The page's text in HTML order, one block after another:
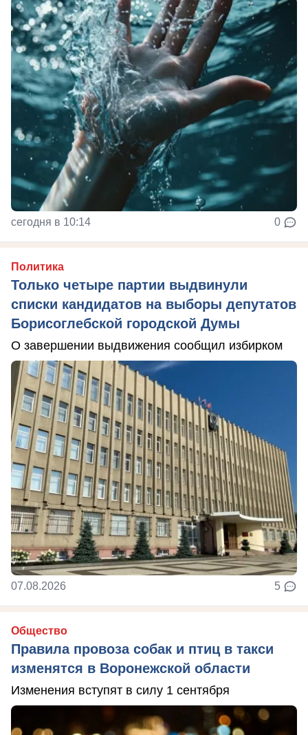
сегодня в 10:14 0
Политика
Только четыре партии выдвинули
списки кандидатов на выборы депутатов
Борисоглебской городской Думы
О завершении выдвижения сообщил избирком
07.08.2026 5
Общество
Правила провоза собак и птиц в такси
изменятся в Воронежской области
Изменения вступят в силу 1 сентября